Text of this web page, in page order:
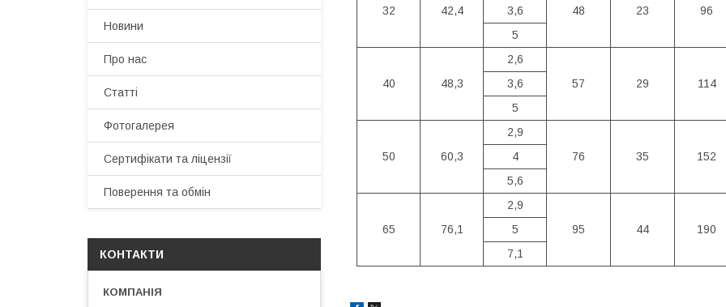
32 42,4
48
23 96
3,6
5
40 48,3
2,6
57
29 114
3,6
5
50 60,3
2,9
76
35 152
4
5,6
65 76,1
2,9
95
44 190
5
7,1
Новини
Про нас
Статті
Фотогалерея
Сертифікати та ліцензії
Поверення та обмін
КОНТАКТИ